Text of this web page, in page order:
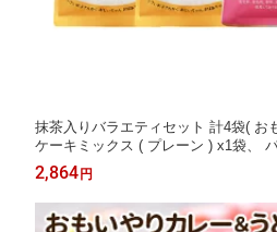
抹茶入りバラエティセット 計4袋( お
ケーキミックス ( プレーン ) x1袋、
x1袋) 送料無料 国産 ホットケーキ カ
口 植物性油脂 有機煎茶 有機抹茶
2,864 円